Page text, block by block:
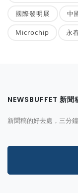
國際發明展 中
Microchip 永
NEWSBUFFET 新聞
新聞稿的好去處，三分